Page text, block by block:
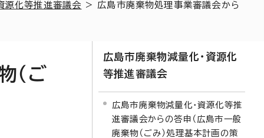
源化等推進審議会 > 広島市廃棄物処理事業審議会から
（ご
広島市廃棄物減量化・資源化
等推進審議会
広島市廃棄物減量化・資源化等推
進審議会からの答申（広島市一般
廃棄物（ごみ）処理基本計画の策